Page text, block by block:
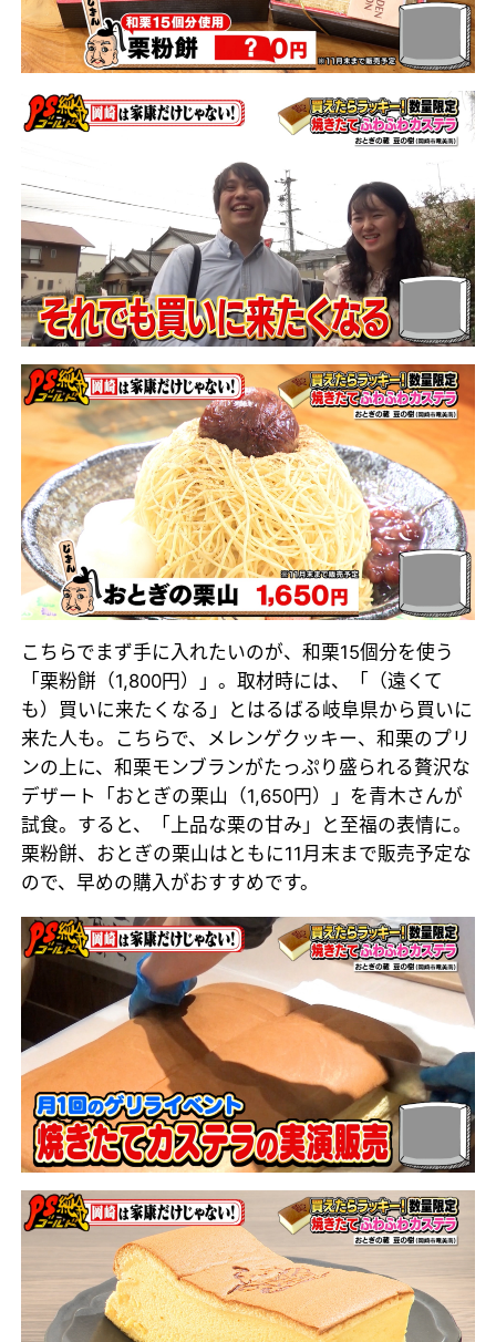
こちらでまず手に入れたいのが、和栗15個分を使う
「栗粉餅（1,800円）」。取材時には、「（遠くて
も）買いに来たくなる」とはるばる岐阜県から買いに
来た人も。こちらで、メレンゲクッキー、和栗のプリ
ンの上に、和栗モンブランがたっぷり盛られる贅沢な
デザート「おとぎの栗山（1,650円）」を青木さんが
試食。すると、「上品な栗の甘み」と至福の表情に。
栗粉餅、おとぎの栗山はともに11月末まで販売予定な
ので、早めの購入がおすすめです。